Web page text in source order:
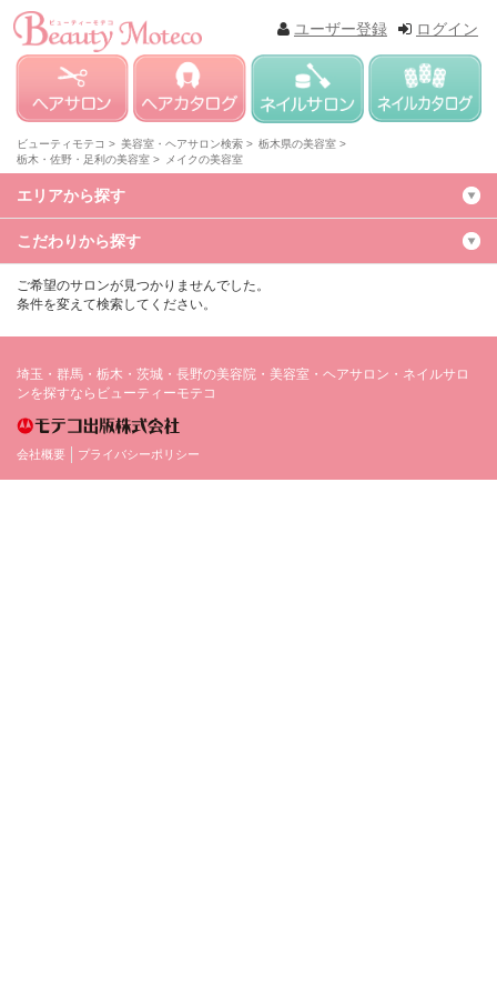
ログイン
ユーザー登録
ビューティモテコ > 美容室・ヘアサロン検索 > 栃木県の美容室 >
栃木・佐野・足利の美容室 >
メイクの美容室
エリアから探す
こだわりから探す
ご希望のサロンが見つかりませんでした。
条件を変えて検索してください。
埼玉・群馬・栃木・茨城・長野の美容院・美容室・ヘアサロン・ネイルサロ
ンを探すならビューティーモテコ
会社概要 プライバシーポリシー